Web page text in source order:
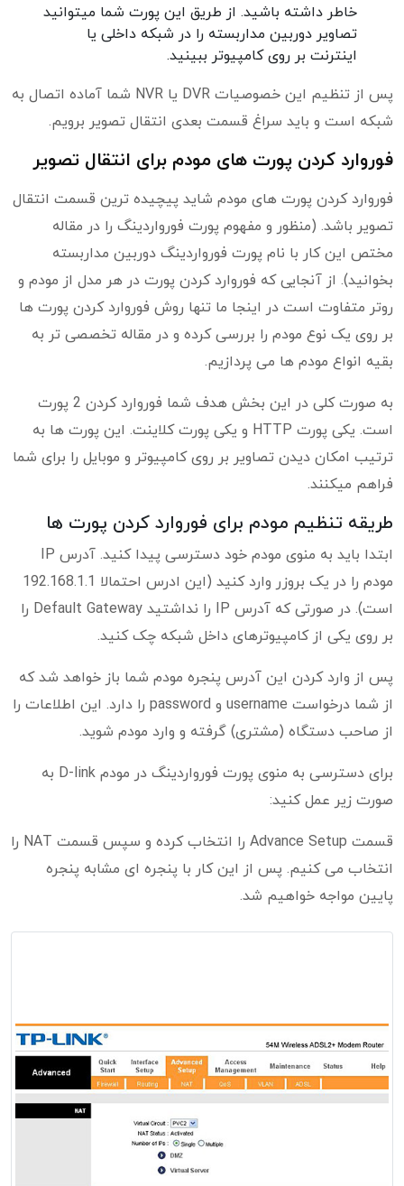
خاطر داشته باشید. از طریق این پورت شما میتوانید
تصاویر دوربین مداربسته را در شبکه داخلی یا
اینترنت بر روی کامپیوتر ببینید.
پس از تنظیم این خصوصیات DVR یا NVR شما آماده اتصال به
شبکه است و باید سراغ قسمت بعدی انتقال تصویر برویم.
فوروارد کردن پورت های مودم برای انتقال تصویر
فوروارد کردن پورت های مودم شاید پیچیده ترین قسمت انتقال
تصویر باشد. (منظور و مفهوم پورت فورواردینگ را در مقاله
مختص این کار با نام پورت فورواردینگ دوربین مداربسته
بخوانید). از آنجایی که فوروارد کردن پورت در هر مدل از مودم و
روتر متفاوت است در اینجا ما تنها روش فوروارد کردن پورت ها
بر روی یک نوع مودم را بررسی کرده و در مقاله تخصصی تر به
بقیه انواع مودم ها می پردازیم.
به صورت کلی در این بخش هدف شما فوروارد کردن 2 پورت
است. یکی پورت HTTP و یکی پورت کلاینت. این پورت ها به
ترتیب امکان دیدن تصاویر بر روی کامپیوتر و موبایل را برای شما
فراهم میکنند.
طریقه تنظیم مودم برای فوروارد کردن پورت ها
ابتدا باید به منوی مودم خود دسترسی پیدا کنید. آدرس IP
مودم را در یک بروزر وارد کنید (این ادرس احتمالا 192.168.1.1
است). در صورتی که آدرس IP را نداشتید Default Gateway را
بر روی یکی از کامپیوترهای داخل شبکه چک کنید.
پس از وارد کردن این آدرس پنجره مودم شما باز خواهد شد که
از شما درخواست username و password را دارد. این اطلاعات را
از صاحب دستگاه (مشتری) گرفته و وارد مودم شوید.
برای دسترسی به منوی پورت فورواردینگ در مودم D-link به
صورت زیر عمل کنید:
قسمت Advance Setup را انتخاب کرده و سپس قسمت NAT را
انتخاب می کنیم. پس از این کار با پنجره ای مشابه پنجره
پایین مواجه خواهیم شد.